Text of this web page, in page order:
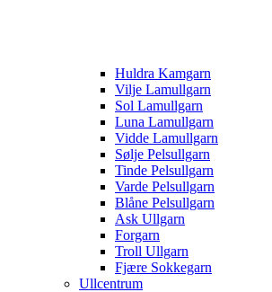
Huldra Kamgarn
Vilje Lamullgarn
Sol Lamullgarn
Luna Lamullgarn
Vidde Lamullgarn
Sølje Pelsullgarn
Tinde Pelsullgarn
Varde Pelsullgarn
Blåne Pelsullgarn
Ask Ullgarn
Forgarn
Troll Ullgarn
Fjære Sokkegarn
Ullcentrum